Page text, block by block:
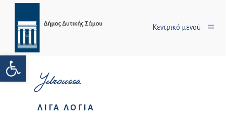
Ανοίξτε τη γραμμή εργαλείων
Κεντρικό μενού
Ydroussa
ΛΙΓΑ ΛΟΓΙΑ